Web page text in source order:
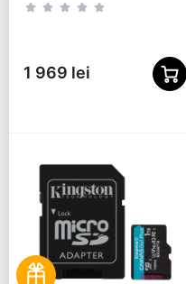
Select Plus, 512Гб
1 969 lei